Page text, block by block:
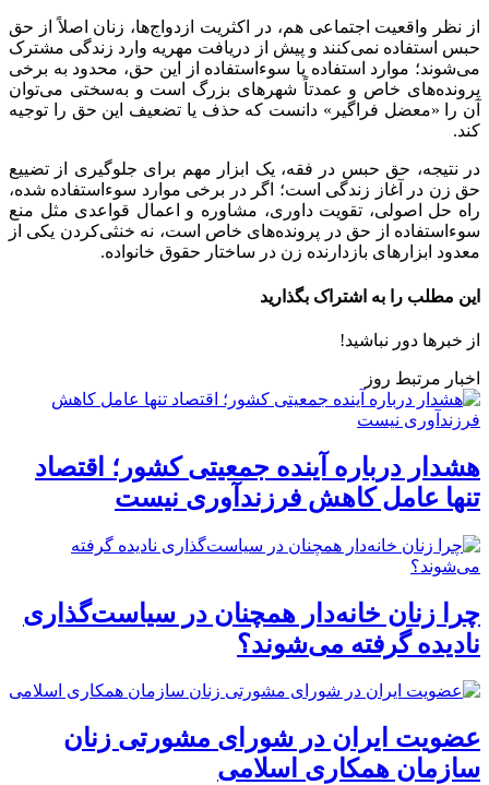
از نظر واقعیت اجتماعی هم، در اکثریت ازدواج‌ها، زنان اصلاً از حق
حبس استفاده نمی‌کنند و پیش از دریافت مهریه وارد زندگی مشترک
می‌شوند؛ موارد استفاده یا سوءاستفاده از این حق، محدود به برخی
پرونده‌های خاص و عمدتاً شهرهای بزرگ است و به‌سختی می‌توان
آن را «معضل فراگیر» دانست که حذف یا تضعیف این حق را توجیه
کند.
در نتیجه، حق حبس در فقه، یک ابزار مهم برای جلوگیری از تضییع
حق زن در آغاز زندگی است؛ اگر در برخی موارد سوءاستفاده شده،
راه حل اصولی، تقویت داوری، مشاوره و اعمال قواعدی مثل منع
سوءاستفاده از حق در پرونده‌های خاص است، نه خنثی‌کردن یکی از
معدود ابزارهای بازدارنده زن در ساختار حقوق خانواده.
این مطلب را به اشتراک بگذارید
از خبرها دور نباشید!
اخبار مرتبط روز
هشدار درباره آینده جمعیتی کشور؛ اقتصاد
تنها عامل کاهش فرزندآوری نیست
چرا زنان خانه‌دار همچنان در سیاست‌گذاری
نادیده گرفته می‌شوند؟
عضویت ایران در شورای مشورتی زنان
سازمان همکاری اسلامی